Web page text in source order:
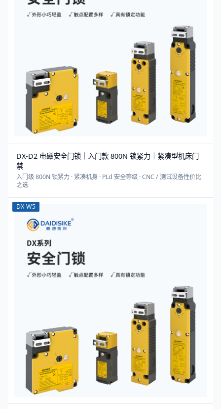
DX-D2 电磁安全门锁｜入门款 800N 锁紧力｜紧凑型机床门
禁
入门级 800N 锁紧力 · 紧凑机身 · PLd 安全等级 · CNC / 测试设备性价比
之选
DX-W5